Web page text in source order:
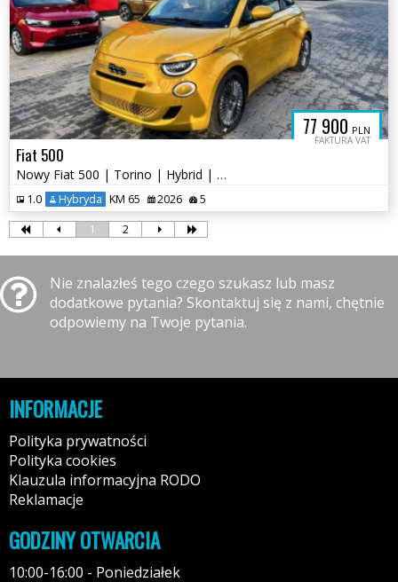
77 900 PLN
FAKTURA VAT
Fiat 500
Nowy Fiat 500 | Torino | Hybrid | 65KM | Metalik
1.0 Hybryda KM 65 2026 5
1 2
Nie znalazłeś tego czego szukasz lub masz
dodatkowe pytania? Skontaktuj się z nami, chętnie
odpowiemy na Twoje pytania.
INFORMACJE
Polityka prywatności
Polityka cookies
Klauzula informacyjna RODO
Reklamacje
GODZINY OTWARCIA
10:00-16:00 - Poniedziałek